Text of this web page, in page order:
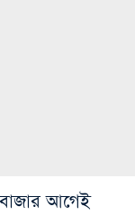
বাজার আগেই